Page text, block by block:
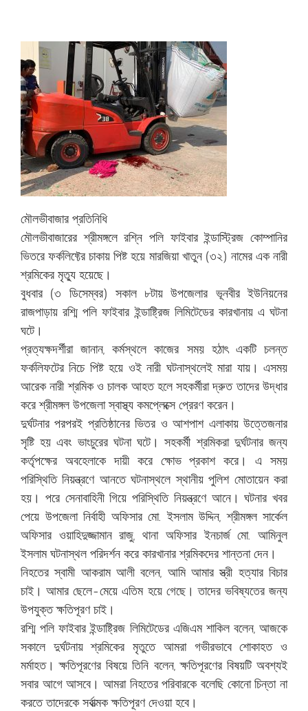
মৌলভীবাজার প্রতিনিধি
মৌলভীবাজারের শ্রীমঙ্গলে রশ্নি পলি ফাইবার ইন্ডাস্ট্রিজ কোম্পানির
ভিতরে ফর্কলিফ্টের চাকায় পিষ্ট হয়ে মারজিয়া খাতুন (৩২) নামের এক নারী
শ্রমিকের মৃত্যু হয়েছে।
বুধবার (৩ ডিসেম্বর) সকাল ৮টায় উপজেলার ভূনবীর ইউনিয়নের
রাজপাড়ায় রশ্মি পলি ফাইবার ইন্ডাষ্ট্রিজ লিমিটেডের কারখানায় এ ঘটনা
ঘটে।
প্রত্যক্ষদর্শীরা জানান, কর্মস্থলে কাজের সময় হঠাৎ একটি চলন্ত
ফর্কলিফটের নিচে পিষ্ট হয়ে ওই নারী ঘটনাস্থলেই মারা যায়। এসময়
আরেক নারী শ্রমিক ও চালক আহত হলে সহকর্মীরা দ্রুত তাদের উদ্ধার
করে শ্রীমঙ্গল উপজেলা স্বাস্থ্য কমপ্লেক্সে প্রেরণ করেন।
দুর্ঘটনার পরপরই প্রতিষ্ঠানের ভিতর ও আশপাশ এলাকায় উত্তেজনার
সৃষ্টি হয় এবং ভাংচুরের ঘটনা ঘটে। সহকর্মী শ্রমিকরা দুর্ঘটনার জন্য
কর্তৃপক্ষের অবহেলাকে দায়ী করে ক্ষোভ প্রকাশ করে। এ সময়
পরিস্থিতি নিয়ন্ত্রণে আনতে ঘটনাস্থলে স্থানীয় পুলিশ মোতায়েন করা
হয়। পরে সেনাবাহিনী গিয়ে পরিস্থিতি নিয়ন্ত্রণে আনে। ঘটনার খবর
পেয়ে উপজেলা নির্বাহী অফিসার মো. ইসলাম উদ্দিন, শ্রীমঙ্গল সার্কেল
অফিসার ওয়াহিদুজ্জামান রাজু, থানা অফিসার ইনচার্জ মো. আমিনুল
ইসলাম ঘটনাস্থল পরিদর্শন করে কারখানার শ্রমিকদের শান্তনা দেন।
নিহতের স্বামী আকরাম আলী বলেন, আমি আমার স্ত্রী হত্যার বিচার
চাই। আমার ছেলে-মেয়ে এতিম হয়ে গেছে। তাদের ভবিষ্যতের জন্য
উপযুক্ত ক্ষতিপূরণ চাই।
রশ্মি পলি ফাইবার ইন্ডাষ্ট্রিজ লিমিটেডের এজিএম শাকিল বলেন, আজকে
সকালে দুর্ঘটনায় শ্রমিকের মৃতুতে আমরা গভীরভাবে শোকাহত ও
মর্মাহত। ক্ষতিপূরণের বিষয়ে তিনি বলেন, ক্ষতিপূরণের বিষয়টি অবশ্যই
সবার আগে আসবে। আমরা নিহতের পরিবারকে বলেছি কোনো চিন্তা না
করতে তাদেরকে সর্বাত্মক ক্ষতিপূরণ দেওয়া হবে।